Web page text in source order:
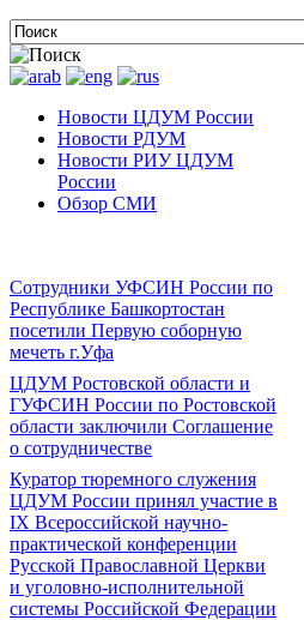
Новости ЦДУМ России
Новости РДУМ
Новости РИУ ЦДУМ
России
Обзор СМИ
Сотрудники УФСИН России по
Республике Башкортостан
посетили Первую соборную
мечеть г.Уфа
ЦДУМ Ростовской области и
ГУФСИН России по Ростовской
области заключили Соглашение
о сотрудничестве
Куратор тюремного служения
ЦДУМ России принял участие в
IX Всероссийской научно-
практической конференции
Русской Православной Церкви
и уголовно-исполнительной
системы Российской Федерации